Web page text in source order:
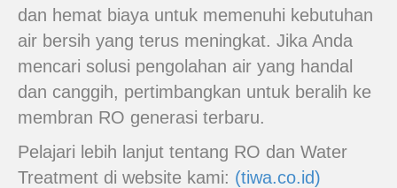
dan hemat biaya untuk memenuhi kebutuhan
air bersih yang terus meningkat. Jika Anda
mencari solusi pengolahan air yang handal
dan canggih, pertimbangkan untuk beralih ke
membran RO generasi terbaru.
Pelajari lebih lanjut tentang RO dan Water
Treatment di website kami: (tiwa.co.id)